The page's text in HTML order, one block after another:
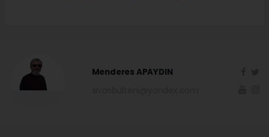
Menderes APAYDIN